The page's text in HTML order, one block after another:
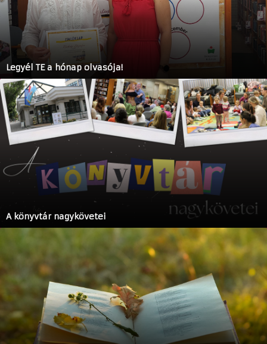
Legyél TE a hónap olvasója!
A könyvtár nagykövetei